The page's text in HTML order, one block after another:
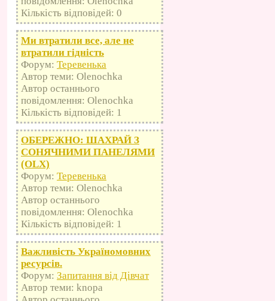
Кількість відповідей: 0
Ми втратили все, але не
втратили гідність
Форум: Теревенька
Автор теми: Olenochka
Автор останнього
повідомлення: Olenochka
Кількість відповідей: 1
ОБЕРЕЖНО: ШАХРАЙ З
СОНЯЧНИМИ ПАНЕЛЯМИ
(OLX)
Форум: Теревенька
Автор теми: Olenochka
Автор останнього
повідомлення: Olenochka
Кількість відповідей: 1
Важливість Україномовних
ресурсів.
Форум: Запитання від Дівчат
Автор теми: knopa